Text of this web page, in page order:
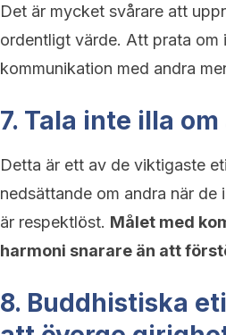
Det är mycket svårare att
ordentligt värde. Att prata om
kommunikation med andra
7. Tala inte illa
Detta är ett av de viktigaste
nedsättande om andra när de
är respektlöst. Målet med
harmoni snarare än att
8. Buddhistiska